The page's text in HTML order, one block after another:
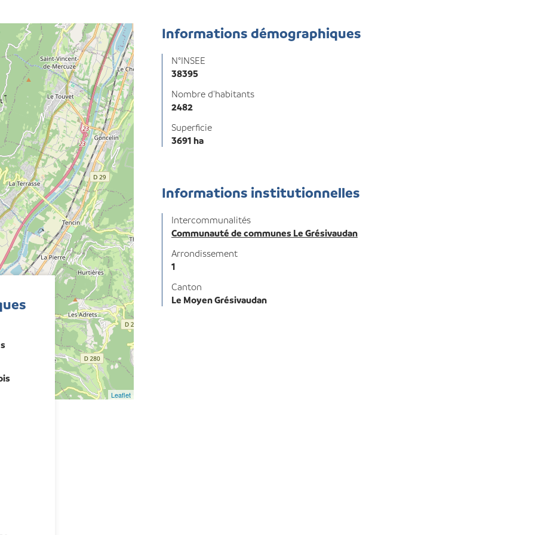
Leaflet
Informations démographiques
N°INSEE
38395
Nombre d'habitants
2482
Superficie
3691 ha
Informations institutionnelles
Intercommunalités
Communauté de communes Le Grésivaudan
Arrondissement
1
Canton
Le Moyen Grésivaudan